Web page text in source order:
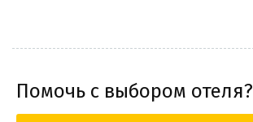
Помочь с выбором отеля?